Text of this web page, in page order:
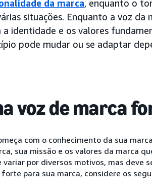
da marca, enquanto o
situações. Enquanto a voz da
a identidade e os valores
pode mudar ou se adaptar
voz de marca
com o conhecimento da sua
sua missão e os valores da marca
por diversos motivos, mas deve
para sua marca, considere os